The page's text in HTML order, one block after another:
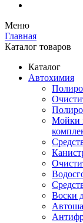
Меню
Главная
Каталог товаров
Каталог
Автохимия
Мойки
Воски